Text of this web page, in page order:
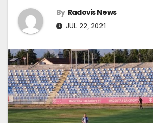
By Radovis News
JUL 22, 2021